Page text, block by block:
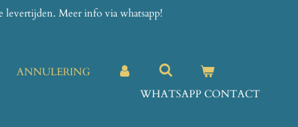
levertijden. Meer info via whatsapp!
ANNULERING
WHATSAPP CONTACT